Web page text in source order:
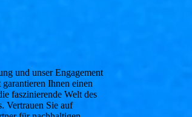
und unser Engagement
Ihnen einen
faszinierende Welt des
Vertrauen Sie auf